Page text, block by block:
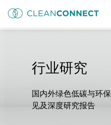
行业研究
国内外绿色低碳与环
见及深度研究报告